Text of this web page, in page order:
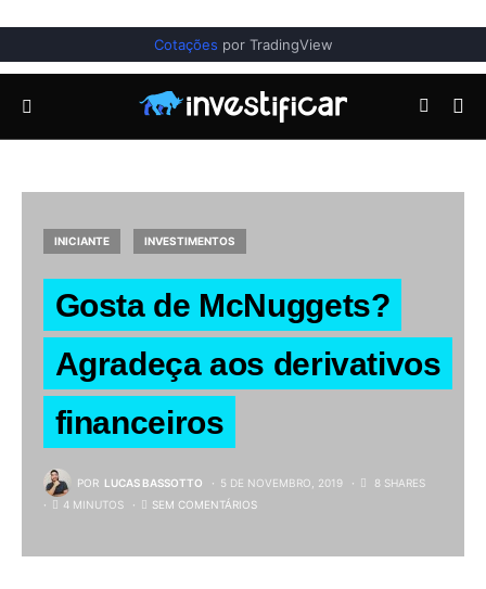
Cotações por TradingView
INICIANTE INVESTIMENTOS
Gosta de McNuggets?
Agradeça aos derivativos
financeiros
POR LUCAS BASSOTTO 5 DE NOVEMBRO, 2019
8 SHARES
4 MINUTOS
SEM COMENTÁRIOS